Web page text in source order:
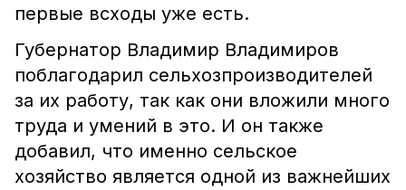
первые всходы уже есть.
Губернатор Владимир Владимиров
поблагодарил сельхозпроизводителей
за их работу, так как они вложили много
труда и умений в это. И он также
добавил, что именно сельское
хозяйство является одной из важнейших